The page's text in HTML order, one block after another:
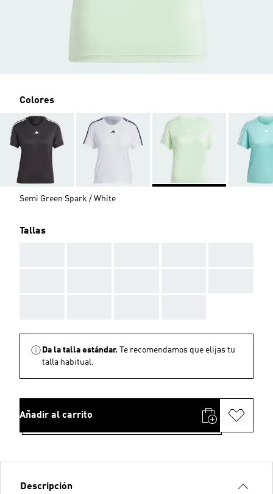
Colores
Semi Green Spark / White
Tallas
Da la talla estándar.
Te recomendamos que elijas tu
talla habitual.
Añadir al carrito
Descripción